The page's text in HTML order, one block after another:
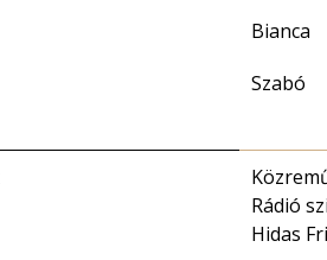
Bianca
Szabó
Rádió
Hidas